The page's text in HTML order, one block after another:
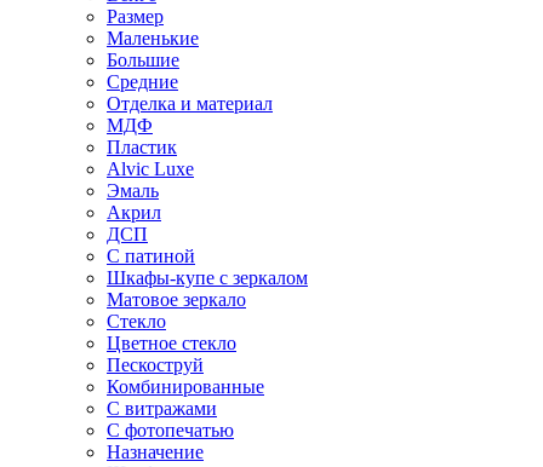
Размер
Маленькие
Большие
Средние
Отделка и материал
МДФ
Пластик
Alvic Luxe
Эмаль
Акрил
ДСП
С патиной
Шкафы-купе с зеркалом
Матовое зеркало
Стекло
Цветное стекло
Пескоструй
Комбинированные
С витражами
С фотопечатью
Назначение